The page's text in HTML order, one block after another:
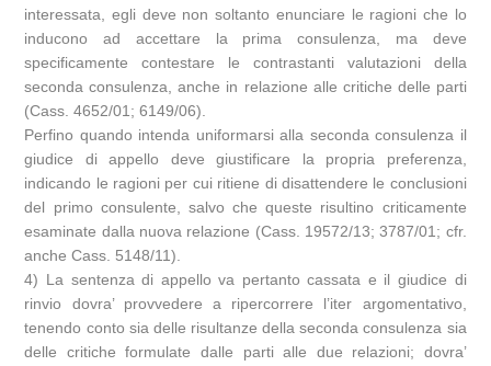
interessata, egli deve non soltanto enunciare le ragioni che lo
inducono ad accettare la prima consulenza, ma deve
specificamente contestare le contrastanti valutazioni della
seconda consulenza, anche in relazione alle critiche delle parti
(Cass. 4652/01; 6149/06).
Perfino quando intenda uniformarsi alla seconda consulenza il
giudice di appello deve giustificare la propria preferenza,
indicando le ragioni per cui ritiene di disattendere le conclusioni
del primo consulente, salvo che queste risultino criticamente
esaminate dalla nuova relazione (Cass. 19572/13; 3787/01; cfr.
anche Cass. 5148/11).
4) La sentenza di appello va pertanto cassata e il giudice di
rinvio dovra’ provvedere a ripercorrere l’iter argomentativo,
tenendo conto sia delle risultanze della seconda consulenza sia
delle critiche formulate dalle parti alle due relazioni; dovra’